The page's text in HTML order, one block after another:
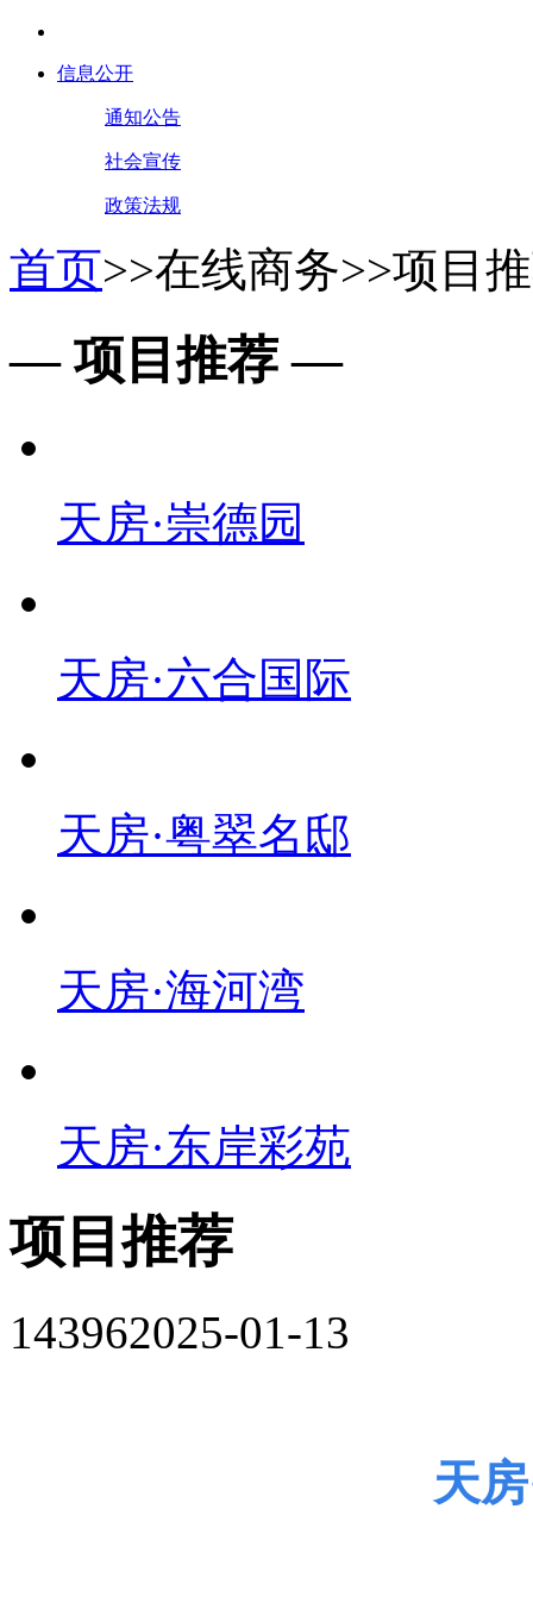
信息公开
通知公告
社会宣传
政策法规
首页>>在线商务>>项目
— 项目推荐 —
天房·崇德园
天房·六合国际
天房·粤翠名邸
天房·海河湾
天房·东岸彩苑
项目推荐
143962025-01-13
天